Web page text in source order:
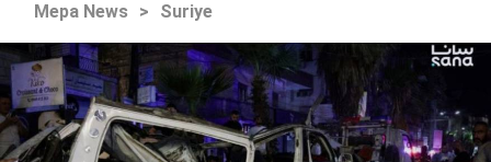
Mepa News > Suriye